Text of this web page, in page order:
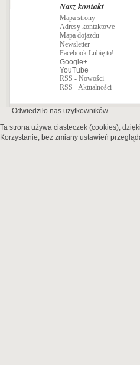
Nasz kontakt
Mapa strony
Adresy kontaktowe
Mapa dojazdu
Newsletter
Facebook Lubię to!
Google+
YouTube
RSS - Nowości
RSS - Aktualności
Odwiedziło nas użytkowników
Ta strona używa ciasteczek (cookies),
Korzystanie, bez zmiany ustawień